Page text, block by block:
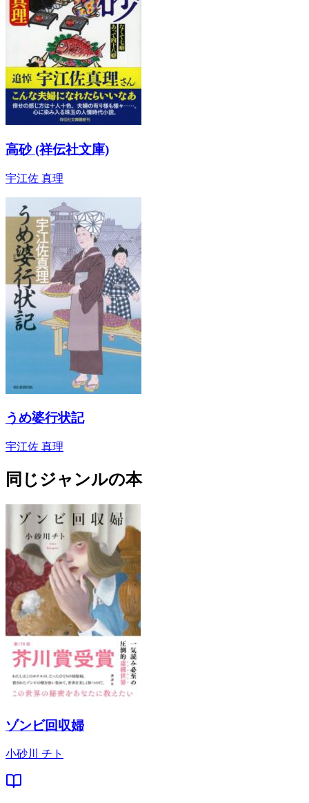
高砂 (祥伝社文庫)
宇江佐 真理
うめ婆行状記
宇江佐 真理
同じジャンルの本
ゾンビ回収婦
小砂川 チト